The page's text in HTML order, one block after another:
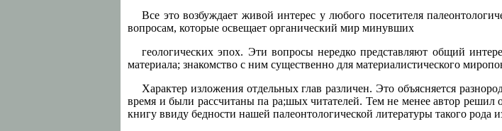
Все это возбуждает живой интерес у любого посетителя
вопросам, которые освещает органический мир минувших
геологических эпох. Эти вопросы нередко представляют общий
материала; знакомство с ним существенно для материалистического
Характер изложения отдельных глав различен. Это объясняется
время и были рассчитаны па ра;шых читателей. Тем не менее автор
книгу ввиду бедности нашей палеонтологической литературы такого рода